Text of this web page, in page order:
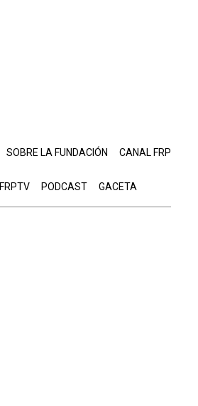
SOBRE LA FUNDACIÓN CANAL FRP
FRPTV PODCAST GACETA